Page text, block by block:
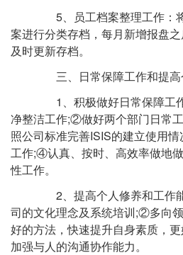
5、员工档案整理工作：
案进行分类存档，每月新增报盘
及时更新存档。
三、日常保障工作和提高
1、积极做好日常保障工
净整洁工作;②做好两个部门日常
照公司标准完善ISIS的建立使用
工作;④认真、按时、高效率做地
性工作。
2、提高个人修养和工作
司的文化理念及系统培训;②多向
好的方法，快速提升自身素质，
加强与人的沟通协作能力。